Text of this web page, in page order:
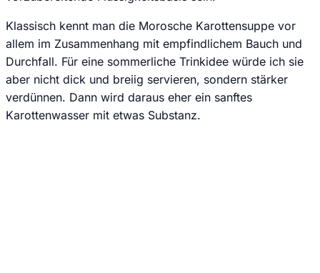
Klassisch kennt man die Morosche Karottensuppe vor
allem im Zusammenhang mit empfindlichem Bauch und
Durchfall. Für eine sommerliche Trinkidee würde ich sie
aber nicht dick und breiig servieren, sondern stärker
verdünnen. Dann wird daraus eher ein sanftes
Karottenwasser mit etwas Substanz.